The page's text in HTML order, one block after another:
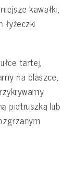
kawałki,
łyżeczki
tartej,
na blaszce,
pietruszką lub